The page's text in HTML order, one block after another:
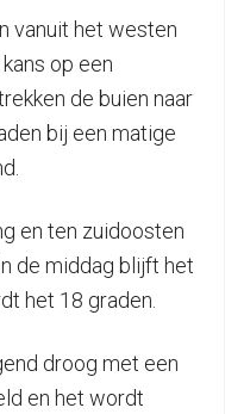
vanuit het westen
op een
de buien naar
bij een matige
en ten zuidoosten
de middag blijft het
het 18 graden.
droog met een
en het wordt